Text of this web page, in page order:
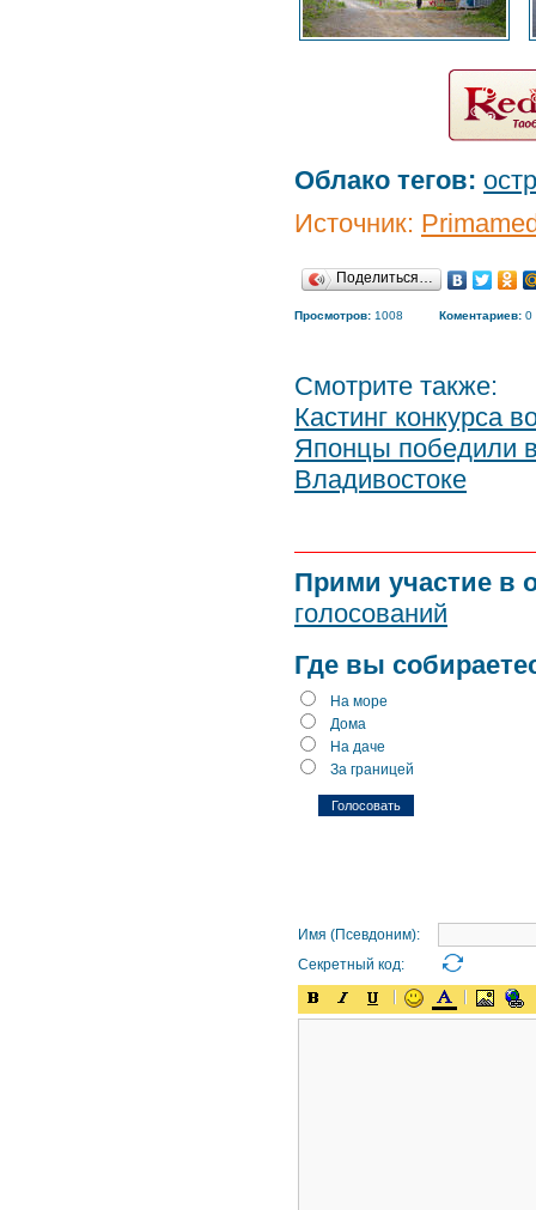
Облако тегов:
Источник:
Поделиться…
Просмотров: 1008 Коментариев: 0
Смотрите также:
Кастинг конкурса
Японцы победили
Владивостоке
Прими участие в
голосований
Где вы
На море
Дома
На даче
За границей
Имя (Псевдоним):
Секретный код: